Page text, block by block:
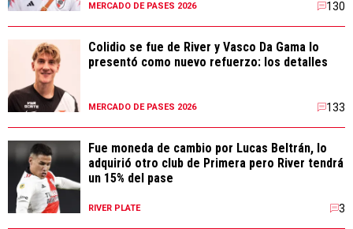
MERCADO DE PASES 2026 130
Colidio se fue de River y Vasco Da Gama lo
presentó como nuevo refuerzo: los detalles
MERCADO DE PASES 2026 133
Fue moneda de cambio por Lucas Beltrán, lo
adquirió otro club de Primera pero River tendrá
un 15% del pase
RIVER PLATE 3